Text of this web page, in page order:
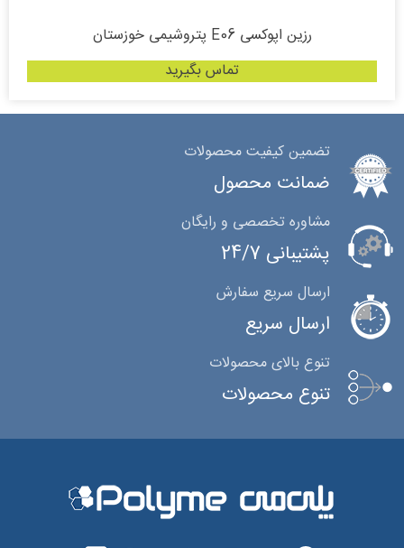
رزین اپوکسی E06 پتروشیمی خوزستان
تماس بگیرید
تضمین کیفیت محصولات
ضمانت محصول
مشاوره تخصصی و رایگان
پشتیبانی 24/7
ارسال سریع سفارش
ارسال سریع
تنوع بالای محصولات
تنوع محصولات